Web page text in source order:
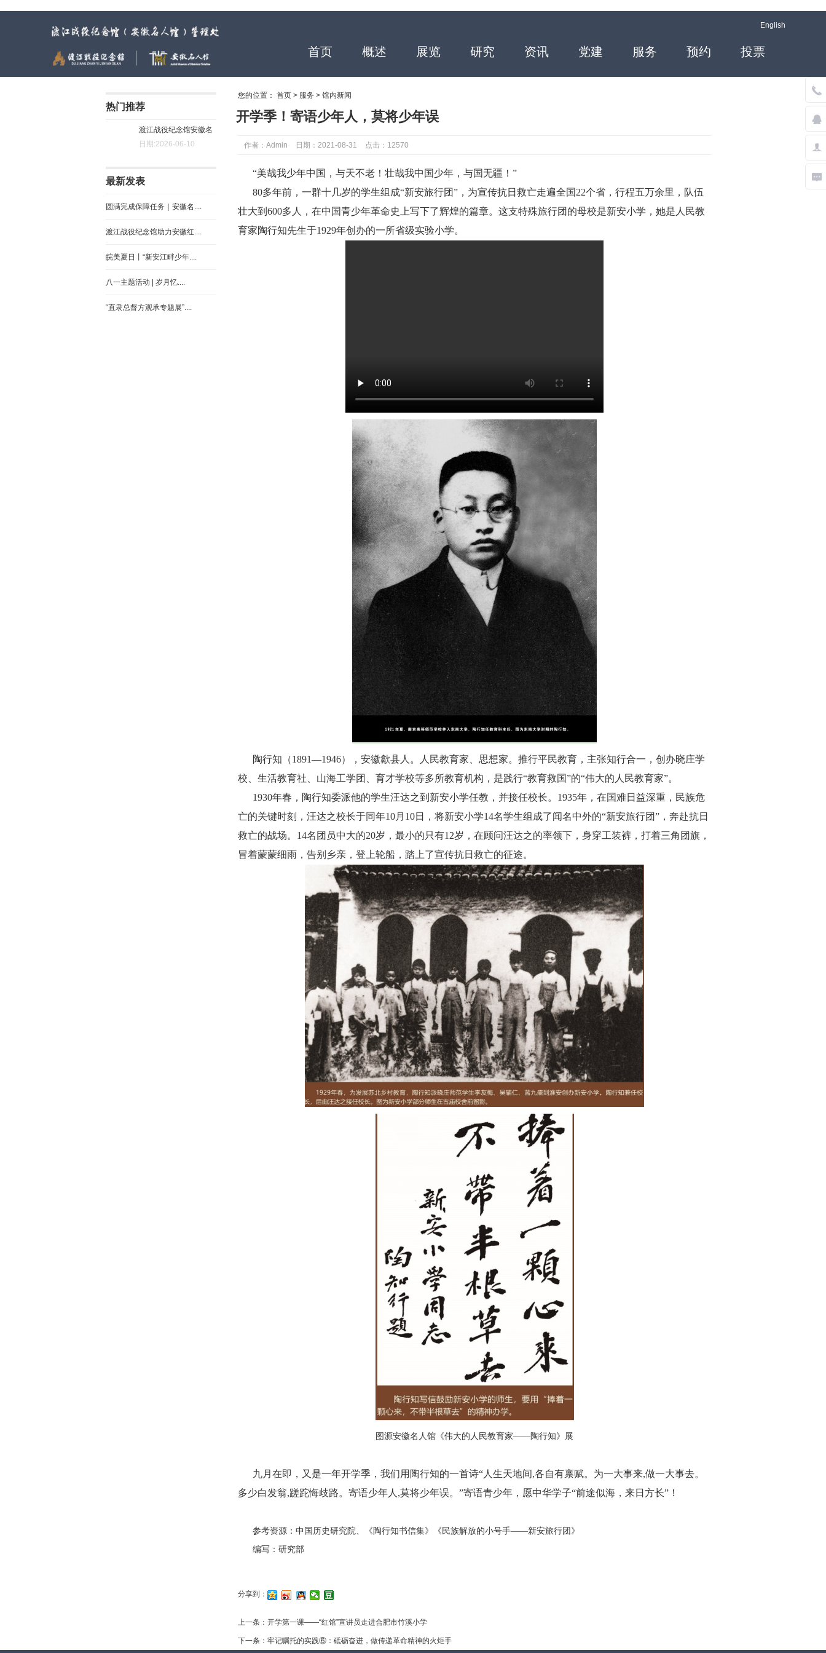
English
首页 概述 展览 研究 资讯 党建 服务 预约 投票
热门推荐
渡江战役纪念馆安徽名
人馆....
日期:2026-06-10
最新发表
圆满完成保障任务｜安徽名....
渡江战役纪念馆助力安徽红....
皖美夏日丨“新安江畔少年....
八一主题活动 | 岁月忆....
“直隶总督方观承专题展”....
您的位置： 首页 > 服务 > 馆内新闻
开学季！寄语少年人，莫将少年误
作者：Admin 日期：2021-08-31 点击：12570
“美哉我少年中国，与天不老！壮哉我中国少年，与国无疆！”
80多年前，一群十几岁的学生组成“新安旅行团”，为宣传抗日救亡走遍全国22个省，行程五万余里，队伍
壮大到600多人，在中国青少年革命史上写下了辉煌的篇章。这支特殊旅行团的母校是新安小学，她是人民教
育家陶行知先生于1929年创办的一所省级实验小学。
陶行知（1891—1946），安徽歙县人。人民教育家、思想家。推行平民教育，主张知行合一，创办晓庄学
校、生活教育社、山海工学团、育才学校等多所教育机构，是践行“教育救国”的“伟大的人民教育家”。
1930年春，陶行知委派他的学生汪达之到新安小学任教，并接任校长。1935年，在国难日益深重，民族危
亡的关键时刻，汪达之校长于同年10月10日，将新安小学14名学生组成了闻名中外的“新安旅行团”，奔赴抗日
救亡的战场。14名团员中大的20岁，最小的只有12岁，在顾问汪达之的率领下，身穿工装裤，打着三角团旗，
冒着蒙蒙细雨，告别乡亲，登上轮船，踏上了宣传抗日救亡的征途。
图源安徽名人馆《伟大的人民教育家——陶行知》展
九月在即，又是一年开学季，我们用陶行知的一首诗“人生天地间,各自有禀赋。为一大事来,做一大事去。
多少白发翁,蹉跎悔歧路。寄语少年人,莫将少年误。”寄语青少年，愿中华学子“前途似海，来日方长”！
参考资源：中国历史研究院、《陶行知书信集》《民族解放的小号手——新安旅行团》
编写：研究部
分享到：
上一条： 开学第一课——“红馆”宣讲员走进合肥市竹溪小学
下一条： 牢记嘱托的实践⑥：砥砺奋进，做传递革命精神的火炬手